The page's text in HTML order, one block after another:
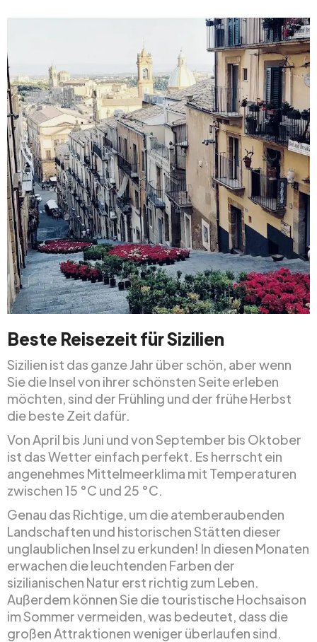
Beste Reisezeit für Sizilien
Sizilien ist das ganze Jahr über schön, aber wenn
Sie die Insel von ihrer schönsten Seite erleben
möchten, sind der Frühling und der frühe Herbst
die beste Zeit dafür.
Von April bis Juni und von September bis Oktober
ist das Wetter einfach perfekt. Es herrscht ein
angenehmes Mittelmeerklima mit Temperaturen
zwischen 15 °C und 25 °C.
Genau das Richtige, um die atemberaubenden
Landschaften und historischen Stätten dieser
unglaublichen Insel zu erkunden! In diesen Monaten
erwachen die leuchtenden Farben der
sizilianischen Natur erst richtig zum Leben.
Außerdem können Sie die touristische Hochsaison
im Sommer vermeiden, was bedeutet, dass die
großen Attraktionen weniger überlaufen sind.